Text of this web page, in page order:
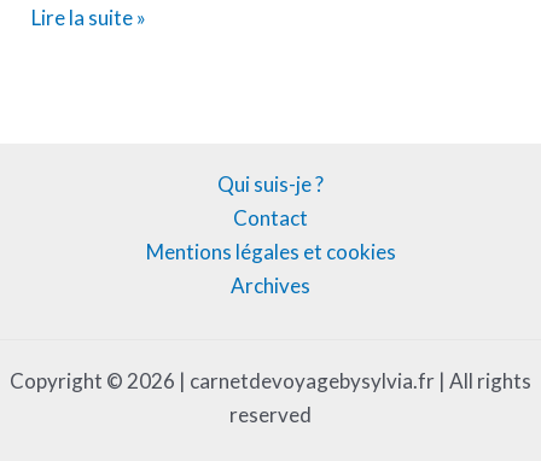
Lire la suite »
Qui suis-je ?
Contact
Mentions légales et cookies
Archives
Copyright © 2026 | carnetdevoyagebysylvia.fr | All rights
reserved